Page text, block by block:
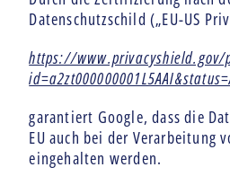
Datenschutzschild („EU-US
https://www.privacyshield.gov/
garantiert Google, dass die
EU auch bei der Verarbeitung
eingehalten werden.